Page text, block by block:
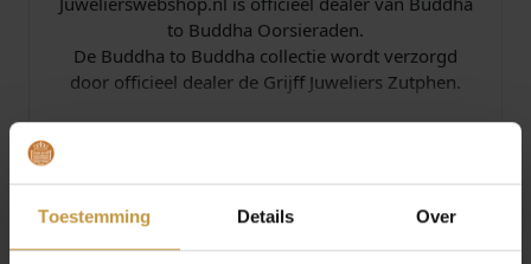
Toestemming Details Over
to Buddha Oorsieraden.
De Buddha to Buddha collectie wordt verzorgd
door officieel dealer de Grijff Juweliers Zutphen.
Specificaties
Over Buddha To Buddha